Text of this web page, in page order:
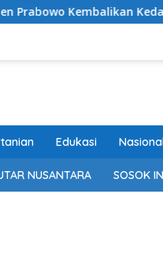
Hukum dan
Edukasi
NUSANTARA SOSOK